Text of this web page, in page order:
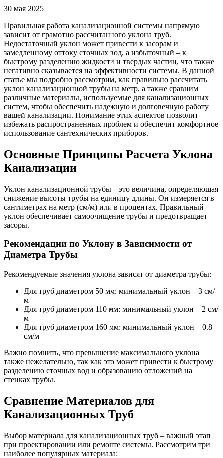
30 мая 2025
Правильная работа канализационной системы напрямую
зависит от грамотно рассчитанного уклона труб.
Недостаточный уклон может привести к засорам и
замедленному оттоку сточных вод, а избыточный – к
быстрому разделению жидкости и твердых частиц, что также
негативно сказывается на эффективности системы. В данной
статье мы подробно рассмотрим, как правильно рассчитать
уклон канализационной трубы на метр, а также сравним
различные материалы, используемые для канализационных
систем, чтобы обеспечить надежную и долговечную работу
вашей канализации. Понимание этих аспектов позволит
избежать распространенных проблем и обеспечит комфортное
использование сантехнических приборов.
Основные Принципы Расчета Уклона
Канализации
Уклон канализационной трубы – это величина, определяющая
снижение высоты трубы на единицу длины. Он измеряется в
сантиметрах на метр (см/м) или в процентах. Правильный
уклон обеспечивает самоочищение трубы и предотвращает
засоры.
Рекомендации по Уклону в Зависимости от
Диаметра Трубы
Рекомендуемые значения уклона зависят от диаметра трубы:
Для труб диаметром 50 мм: минимальный уклон – 3 см/
м
Для труб диаметром 110 мм: минимальный уклон – 2 см/
м
Для труб диаметром 160 мм: минимальный уклон – 0.8
см/м
Важно помнить, что превышение максимального уклона
также нежелательно, так как это может привести к быстрому
разделению сточных вод и образованию отложений на
стенках трубы.
Сравнение Материалов для
Канализационных Труб
Выбор материала для канализационных труб – важный этап
при проектировании или ремонте системы. Рассмотрим три
наиболее популярных материала: